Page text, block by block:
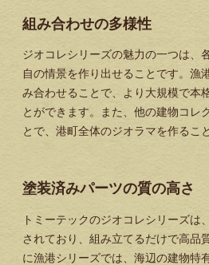
組み合わせの多様性
ジオコレシリーズの魅力の一つは、
自の情景を作り出せることです。漁
み合わせることで、より大規模で本
とができます。また、他の建物コレ
とで、港町全体のジオラマを作るこ
塗装済みパーツの質の高さ
トミーテックのジオコレシリーズは
されており、組み立てるだけで高品
に漁港シリーズでは、海辺の建物特